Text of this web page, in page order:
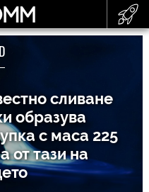
сливане
образува
с маса 225
от тази на